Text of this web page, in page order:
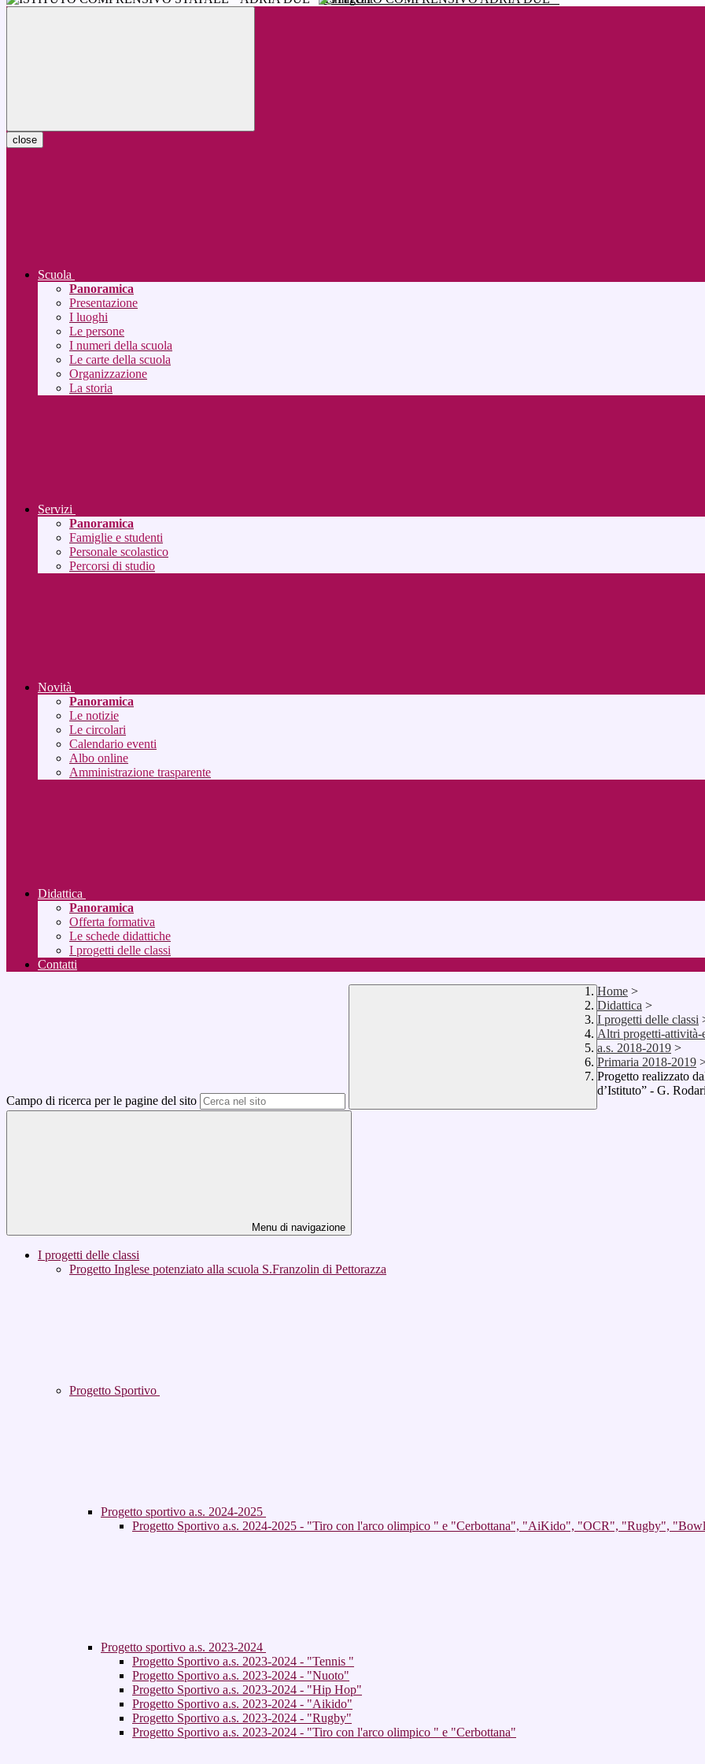
close
Scuola
Panoramica
Presentazione
I luoghi
Le persone
I numeri della scuola
Le carte della scuola
Organizzazione
La storia
Servizi
Panoramica
Famiglie e studenti
Personale scolastico
Percorsi di studio
Novità
Panoramica
Le notizie
Le circolari
Calendario eventi
Albo online
Amministrazione trasparente
Didattica
Panoramica
Offerta formativa
Le schede didattiche
I progetti delle classi
Contatti
Campo di ricerca per le pagine del sito
Home >
Didattica >
I progetti delle classi
Altri progetti-attività-
a.s. 2018-2019 >
Primaria 2018-2019
Progetto realizzato
d’Istituto” - G. Rodari
Menu di navigazione
I progetti delle classi
Progetto Inglese potenziato alla scuola S.Franzolin di Pettorazza
Progetto Sportivo
Progetto sportivo a.s. 2024-2025
Progetto Sportivo a.s. 2024-2025 - "Tiro con l'arco olimpico " e "Cerbottana", "AiKido", "OCR", "Rugby",
Progetto sportivo a.s. 2023-2024
Progetto Sportivo a.s. 2023-2024 - "Tennis "
Progetto Sportivo a.s. 2023-2024 - "Nuoto"
Progetto Sportivo a.s. 2023-2024 - "Hip Hop"
Progetto Sportivo a.s. 2023-2024 - "Aikido"
Progetto Sportivo a.s. 2023-2024 - "Rugby"
Progetto Sportivo a.s. 2023-2024 - "Tiro con l'arco olimpico " e "Cerbottana"